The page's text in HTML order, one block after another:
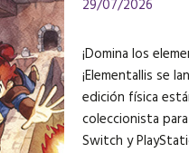
29/07/2026
¡Domina los
¡Elementallis se
edición física
coleccionista
Switch y